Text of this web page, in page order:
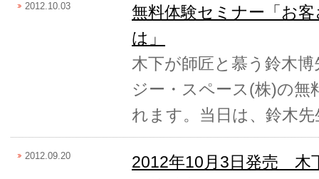
2012.10.03
無料体験セミナー「お
は」
木下が師匠と慕う鈴木
ジー・スペース(株)の無
れます。当日は、鈴木
2012.09.20
2012年10月3日発売 木